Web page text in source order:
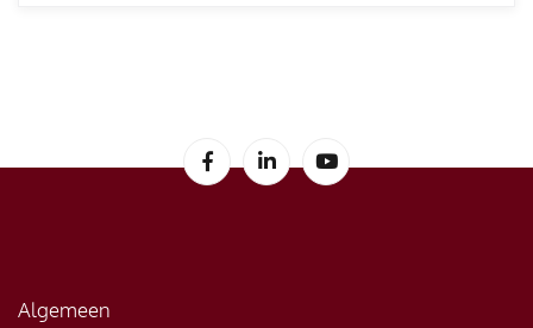
Algemeen